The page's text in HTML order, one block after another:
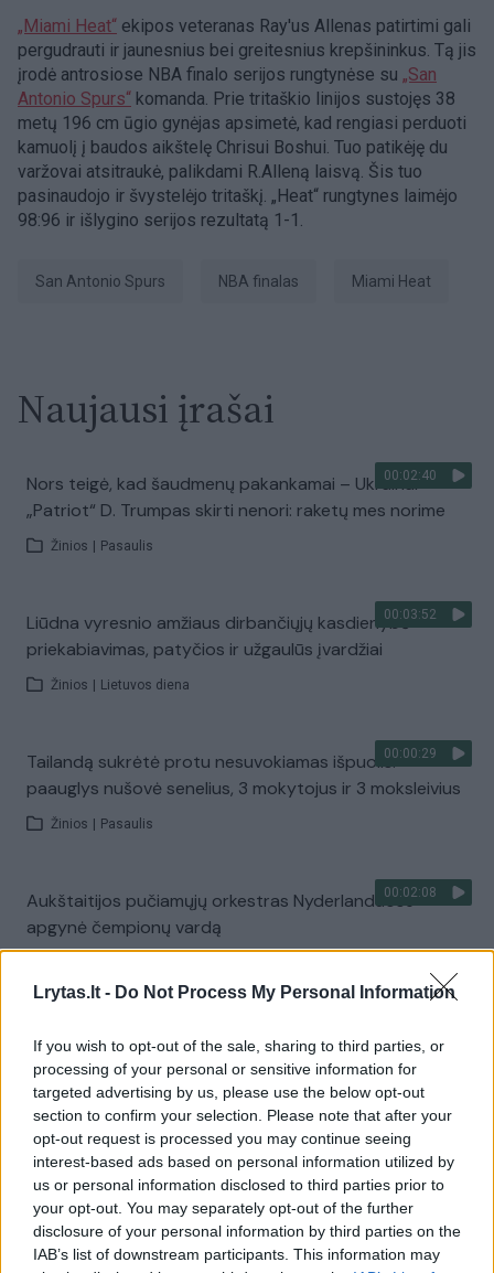
Lrytas.lt - Do Not Process My Personal Information
If you wish to opt-out of the sale, sharing to third parties, or
processing of your personal or sensitive information for
targeted advertising by us, please use the below opt-out
section to confirm your selection. Please note that after your
opt-out request is processed you may continue seeing
interest-based ads based on personal information utilized by
us or personal information disclosed to third parties prior to
your opt-out. You may separately opt-out of the further
disclosure of your personal information by third parties on the
IAB’s list of downstream participants. This information may
„Miami Heat“ ekipos veteranas Ray'us Allenas patirtimi gali
pergudrauti ir jaunesnius bei greitesnius krepšininkus. Tą jis
įrodė antrosiose NBA finalo serijos rungtynėse su „San
Antonio Spurs“ komanda. Prie tritaškio linijos sustojęs 38
metų 196 cm ūgio gynėjas apsimetė, kad rengiasi perduoti
kamuolį į baudos aikštelę Chrisui Boshui. Tuo patikėję du
varžovai atsitraukė, palikdami R.Alleną laisvą. Šis tuo
pasinaudojo ir švystelėjo tritaškį. „Heat“ rungtynes laimėjo
98:96 ir išlygino serijos rezultatą 1-1.
San Antonio Spurs NBA finalas Miami Heat
Naujausi įrašai
00:02:40
Nors teigė, kad šaudmenų pakankamai – Ukrainai
„Patriot“ D. Trumpas skirti nenori: raketų mes norime
Žinios Pasaulis
00:03:52
Liūdna vyresnio amžiaus dirbančiųjų kasdienybė –
priekabiavimas, patyčios ir užgaulūs įvardžiai
Žinios Lietuvos diena
00:00:29
Tailandą sukrėtė protu nesuvokiamas išpuolis:
paauglys nušovė senelius, 3 mokytojus ir 3 moksleivius
Žinios Pasaulis
00:02:08
Aukštaitijos pučiamųjų orkestras Nyderlanduose
apgynė čempionų vardą
Visi įrašai
Žiūrimiausi įrašai
00:00:30
Vaizdai iš tragiškos avarijos Vilniaus r.: dviejų moterų ir
vaiko gyvybių išgelbėti nepavyko